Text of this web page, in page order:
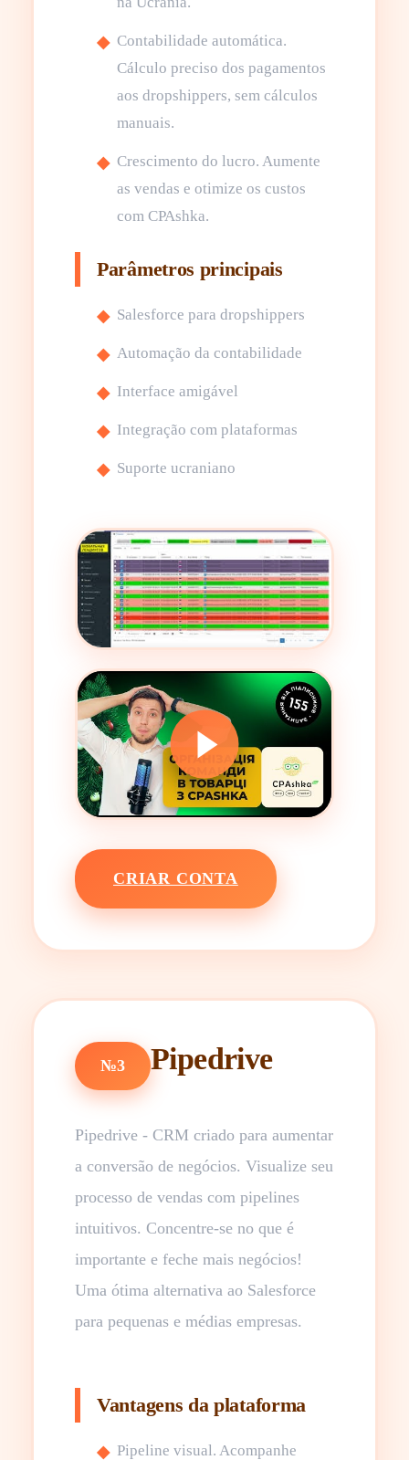
Contabilidade automática.
Cálculo preciso dos pagamentos
aos dropshippers, sem cálculos
manuais.
Crescimento do lucro. Aumente
as vendas e otimize os custos
com CPAshka.
Parâmetros principais
Salesforce para dropshippers
Automação da contabilidade
Interface amigável
Integração com plataformas
Suporte ucraniano
CRIAR CONTA
№3 Pipedrive
Pipedrive - CRM criado para aumentar
a conversão de negócios. Visualize seu
processo de vendas com pipelines
intuitivos. Concentre-se no que é
importante e feche mais negócios!
Uma ótima alternativa ao Salesforce
para pequenas e médias empresas.
Vantagens da plataforma
Pipeline visual. Acompanhe